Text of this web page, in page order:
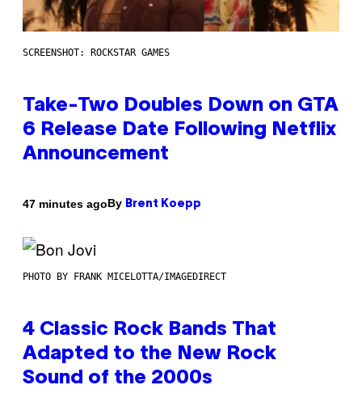
SCREENSHOT: ROCKSTAR GAMES
Take-Two Doubles Down on GTA
6 Release Date Following Netflix
Announcement
47 minutes agoBy Brent Koepp
PHOTO BY FRANK MICELOTTA/IMAGEDIRECT
4 Classic Rock Bands That
Adapted to the New Rock
Sound of the 2000s